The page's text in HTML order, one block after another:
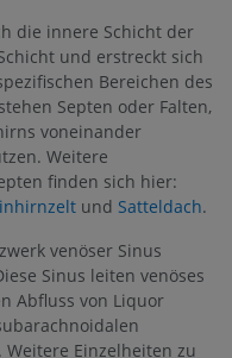
die innere Schicht der
und erstreckt sich
Bereichen des
Septen oder Falten,
voneinander
Weitere
finden sich hier:
und Satteldach.
venöser Sinus
Sinus leiten venöses
Abfluss von Liquor
Einzelheiten zu